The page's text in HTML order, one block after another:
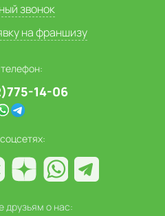
звонок
на франшизу
14-06
друзьям о нас: